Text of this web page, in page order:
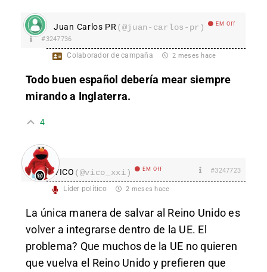
Juan Carlos PR (@juan-carlos-pr) EM Off
#3247736
Colaborador de campaña 2 meses hace
Todo buen español debería mear siempre
mirando a Inglaterra.
4
VICO (@vico_xxi) EM Off #3247723
Líder político 2 meses hace
La única manera de salvar al Reino Unido es
volver a integrarse dentro de la UE. El
problema? Que muchos de la UE no quieren
que vuelva el Reino Unido y prefieren que